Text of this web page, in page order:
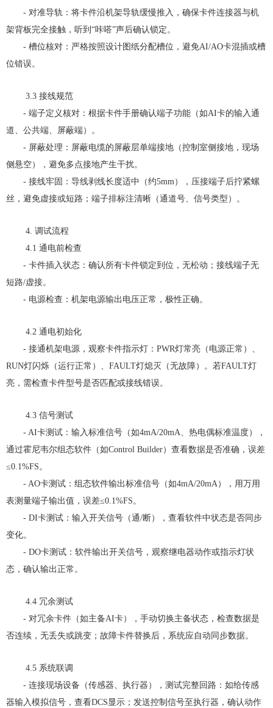
- 对准导轨：将卡件沿机架导轨缓慢推入，确保卡件连接器与机
架背板完全接触，听到“咔嗒”声后确认锁定。
- 槽位核对：严格按照设计图纸分配槽位，避免AI/AO卡混插或槽
位错误。
3.3 接线规范
- 端子定义核对：根据卡件手册确认端子功能（如AI卡的输入通
道、公共端、屏蔽端）。
- 屏蔽处理：屏蔽电缆的屏蔽层单端接地（控制室侧接地，现场
侧悬空），避免多点接地产生干扰。
- 接线牢固：导线剥线长度适中（约5mm），压接端子后拧紧螺
丝，避免虚接或短路；端子排标注清晰（通道号、信号类型）。
4. 调试流程
4.1 通电前检查
- 卡件插入状态：确认所有卡件锁定到位，无松动；接线端子无
短路/虚接。
- 电源检查：机架电源输出电压正常，极性正确。
4.2 通电初始化
- 接通机架电源，观察卡件指示灯：PWR灯常亮（电源正常）、
RUN灯闪烁（运行正常）、FAULT灯熄灭（无故障）。若FAULT灯
亮，需检查卡件型号是否匹配或接线错误。
4.3 信号测试
- AI卡测试：输入标准信号（如4mA/20mA、热电偶标准温度），
通过霍尼韦尔组态软件（如Control Builder）查看数据是否准确，误差
≤0.1%FS。
- AO卡测试：组态软件输出标准信号（如4mA/20mA），用万用
表测量端子输出值，误差≤0.1%FS。
- DI卡测试：输入开关信号（通/断），查看软件中状态是否同步
变化。
- DO卡测试：软件输出开关信号，观察继电器动作或指示灯状
态，确认输出正常。
4.4 冗余测试
- 对冗余卡件（如主备AI卡），手动切换主备状态，检查数据是
否连续，无丢失或跳变；故障卡件替换后，系统应自动同步数据。
4.5 系统联调
- 连接现场设备（传感器、执行器），测试完整回路：如给传感
器输入模拟信号，查看DCS显示；发送控制信号至执行器，确认动作